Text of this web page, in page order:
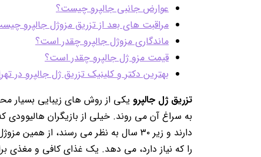
عوارض جانبی جالپرو چیست؟
مراقبت های بعد از تزریق مزوژل جالپرو
ماندگاری مزوژل جالپرو چقدر است؟
قیمت مزو ژل جالپرو چقدر است؟
بهترین دکتر و کلینیک تزریق ژل جالپرو در
تزریق ژل جالپرو یکی از روش های زیبایی بسیار
به سراغ آن می روند. خیلی از بازیگران
دارند و زیر ۳۰ سال به نظر می رسند، از همین مزوژل ها کمک می گیرند.
را که نیاز دارد، می دهد. یک غذای کافی و